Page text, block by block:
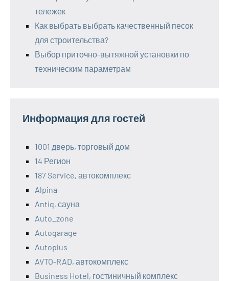
тележек
Как выбрать выбрать качественный песок
для строительства?
Выбор приточно-вытяжной установки по
техническим параметрам
Информация для гостей
1001 дверь, торговый дом
14 Регион
187 Service, автокомплекс
Alpina
Antiq, сауна
Auto_zone
Autogarage
Autoplus
AVTO-RAD, автокомплекс
Business Hotel, гостиничный комплекс